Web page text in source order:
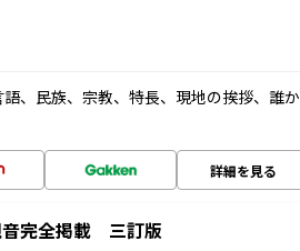
、民族、宗教、特長、現地の挨拶、誰か
詳細を見る
完全掲載 三訂版